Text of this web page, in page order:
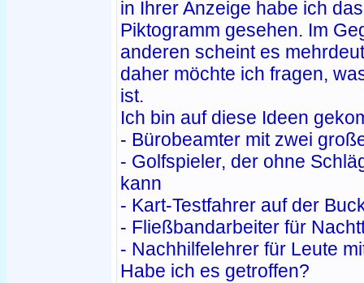
in Ihrer Anzeige habe ich
Piktogramm gesehen. Im
anderen scheint es
daher möchte ich fragen,
ist.
Ich bin auf diese Ideen
- Bürobeamter mit zwei
- Golfspieler, der ohne
kann
- Kart-Testfahrer auf der
- Fließbandarbeiter für
- Nachhilfelehrer für Leute
Habe ich es getroffen?